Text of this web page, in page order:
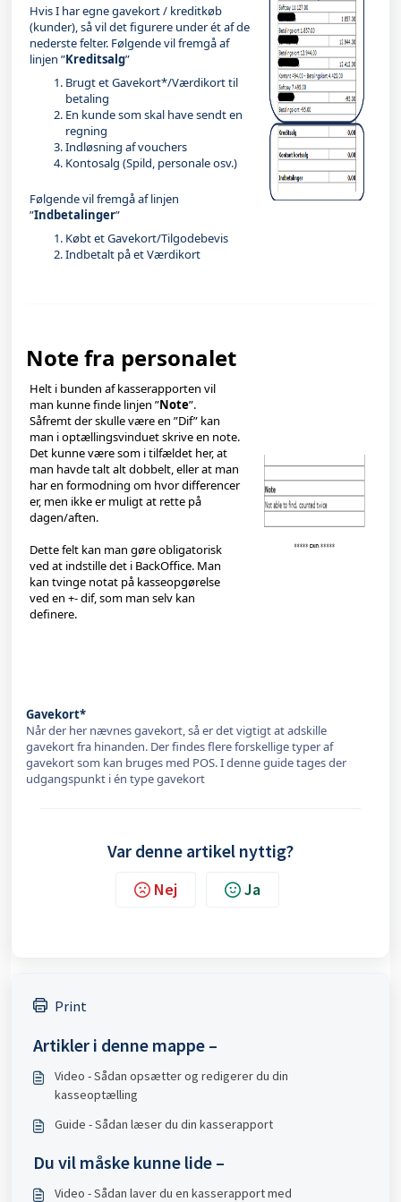
Hvis I har egne gavekort / kreditkøb
(kunder), så vil det figurere under ét af de
nederste felter. Følgende vil fremgå af
linjen ”Kreditsalg”
Brugt et Gavekort*/Værdikort til
betaling
En kunde som skal have sendt en
regning
Indløsning af vouchers
Kontosalg (Spild, personale osv.)
Følgende vil fremgå af linjen
”Indbetalinger”
Købt et Gavekort/Tilgodebevis
Indbetalt på et Værdikort
Note fra personalet
Helt i bunden af kasserapporten vil
man kunne finde linjen ”Note”.
Såfremt der skulle være en ”Dif” kan
man i optællingsvinduet skrive en note.
Det kunne være som i tilfældet her, at
man havde talt alt dobbelt, eller at man
har en formodning om hvor differencer
er, men ikke er muligt at rette på
dagen/aften.
Dette felt kan man gøre obligatorisk
ved at indstille det i BackOffice. Man
kan tvinge notat på kasseopgørelse
ved en +- dif, som man selv kan
definere.
Gavekort*
Når der her nævnes gavekort, så er det vigtigt at adskille
gavekort fra hinanden. Der findes flere forskellige typer af
gavekort som kan bruges med POS. I denne guide tages der
udgangspunkt i én type gavekort
Var denne artikel nyttig?
Nej Ja
Print
Artikler i denne mappe –
Video - Sådan opsætter og redigerer du din
kasseoptælling
Guide - Sådan læser du din kasserapport
Du vil måske kunne lide –
Video - Sådan laver du en kasserapport med